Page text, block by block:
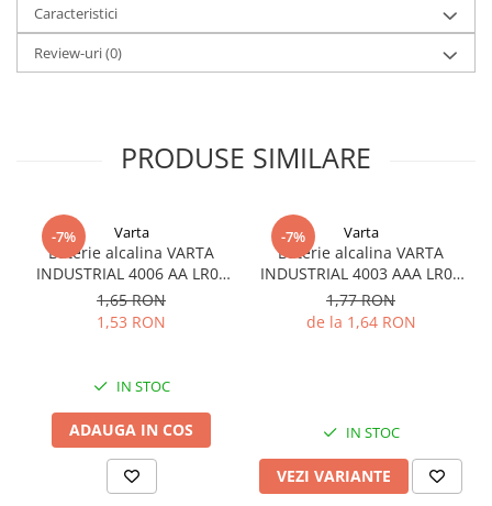
GEL
AGM
Li-Ion
Pachete acumulatori VRLA
Sisteme de management (BMS)
Redresoare, incarcatoare si testere
Surse UPS
UPS pentru centrale termice si
sisteme de urgenta - acumulator
UPS Calculatoare si Servere
Caracteristici
Review-uri(0)
PRODUSE SIMILARE
-7% Varta
Baterie alcalina VARTA
INDUSTRIAL 4006 AA LR06
1.5V bulk
1,65 RON
1,53 RON
IN STOC
ADAUGA IN COS
-7% Varta
Baterie alcalina VARTA
INDUSTRIAL 4003 AAA LR03
1.5V
1,77 RON
de la 1,64 RON
IN STOC
VEZI VARIANTE